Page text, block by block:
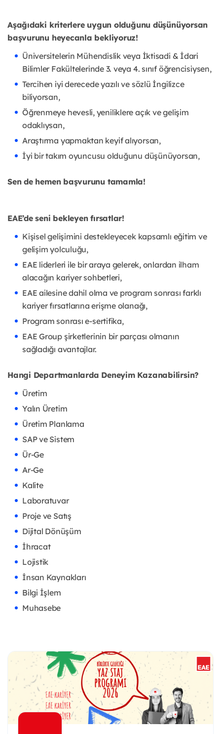
Aşağıdaki kriterlere uygun olduğunu düşünüyorsan
başvurunu heyecanla bekliyoruz!
Üniversitelerin Mühendislik veya İktisadi & İdari
Bilimler Fakültelerinde 3. veya 4. sınıf öğrencisiysen,
Tercihen iyi derecede yazılı ve sözlü İngilizce
biliyorsan,
Öğrenmeye hevesli, yeniliklere açık ve gelişim
odaklıysan,
Araştırma yapmaktan keyif alıyorsan,
İyi bir takım oyuncusu olduğunu düşünüyorsan,
Sen de hemen başvurunu tamamla!
EAE’de seni bekleyen fırsatlar!
Kişisel gelişimini destekleyecek kapsamlı eğitim ve
gelişim yolculuğu,
EAE liderleri ile bir araya gelerek, onlardan ilham
alacağın kariyer sohbetleri,
EAE ailesine dahil olma ve program sonrası farklı
kariyer fırsatlarına erişme olanağı,
Program sonrası e-sertifika,
EAE Group şirketlerinin bir parçası olmanın
sağladığı avantajlar.
Hangi Departmanlarda Deneyim Kazanabilirsin?
Üretim
Yalın Üretim
Üretim Planlama
SAP ve Sistem
Ür-Ge
Ar-Ge
Kalite
Laboratuvar
Proje ve Satış
Dijital Dönüşüm
İhracat
Lojistik
İnsan Kaynakları
Bilgi İşlem
Muhasebe